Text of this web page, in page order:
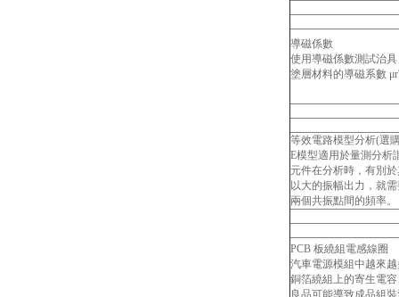
導磁係數
使用導磁係數測試治
塗層材料的導磁系數
等效電路模型分析(選
E模型適用於量測分析
元件在分析時，有別
以大的振幅出力，就
兩個共振點間的頻率。
PCB 板繞組電感線圈
汽車電源模組中越來
銅箔繞組上的寄生電
良品可能導致成品組